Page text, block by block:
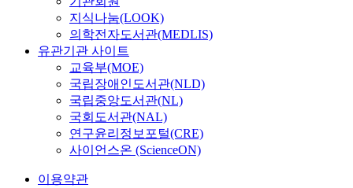
지식나눔(LOOK)
의학전자도서관(MEDLIS)
유관기관 사이트
교육부(MOE)
국립장애인도서관(NLD)
국립중앙도서관(NL)
국회도서관(NAL)
연구윤리정보포털(CRE)
사이언스온 (ScienceON)
이용약관